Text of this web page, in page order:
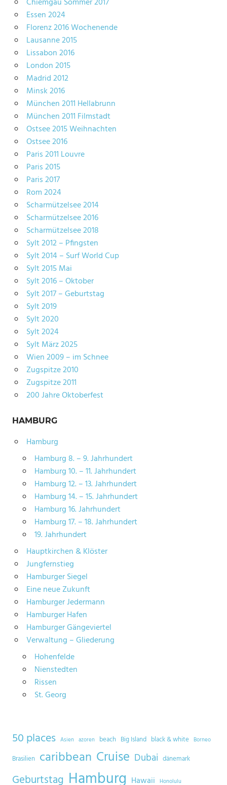
Chiemgau Sommer 2017
Essen 2024
Florenz 2016 Wochenende
Lausanne 2015
Lissabon 2016
London 2015
Madrid 2012
Minsk 2016
München 2011 Hellabrunn
München 2011 Filmstadt
Ostsee 2015 Weihnachten
Ostsee 2016
Paris 2011 Louvre
Paris 2015
Paris 2017
Rom 2024
Scharmützelsee 2014
Scharmützelsee 2016
Scharmützelsee 2018
Sylt 2012 – Pfingsten
Sylt 2014 – Surf World Cup
Sylt 2015 Mai
Sylt 2016 – Oktober
Sylt 2017 – Geburtstag
Sylt 2019
Sylt 2020
Sylt 2024
Sylt März 2025
Wien 2009 – im Schnee
Zugspitze 2010
Zugspitze 2011
200 Jahre Oktoberfest
HAMBURG
Hamburg
Hamburg 8. – 9. Jahrhundert
Hamburg 10. – 11. Jahrhundert
Hamburg 12. – 13. Jahrhundert
Hamburg 14. – 15. Jahrhundert
Hamburg 16. Jahrhundert
Hamburg 17. – 18. Jahrhundert
19. Jahrhundert
Hauptkirchen & Klöster
Jungfernstieg
Hamburger Siegel
Eine neue Zukunft
Hamburger Jedermann
Hamburger Hafen
Hamburger Gängeviertel
Verwaltung – Gliederung
Hohenfelde
Nienstedten
Rissen
St. Georg
50 places Asien azoren beach Big Island black & white Borneo
Brasilien caribbean Cruise Dubai dänemark
Geburtstag Hamburg Hawaii Honolulu